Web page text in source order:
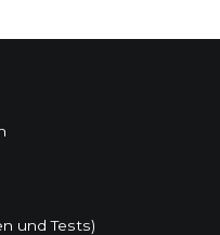
und Tests)